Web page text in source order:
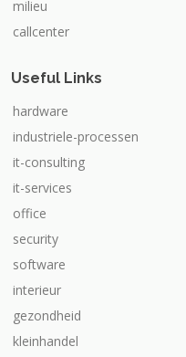
milieu
callcenter
Useful Links
hardware
industriele-processen
it-consulting
it-services
office
security
software
interieur
gezondheid
kleinhandel